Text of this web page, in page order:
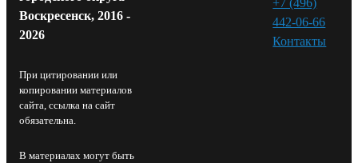
Воскресенск, 2016 -
2026
При цитировании или
копировании материалов
сайта, ссылка на сайт
обязательна.
В материалах могут быть
442-06-66
Контакты⁠